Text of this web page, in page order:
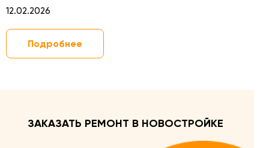
ЗАКАЗАТЬ РЕМОНТ В НОВОСТРОЙКЕ
12.02.2026
Подробнее